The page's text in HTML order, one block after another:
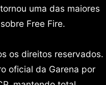
uma das maiores
Free Fire.
os direitos reservados.
oficial da Garena por